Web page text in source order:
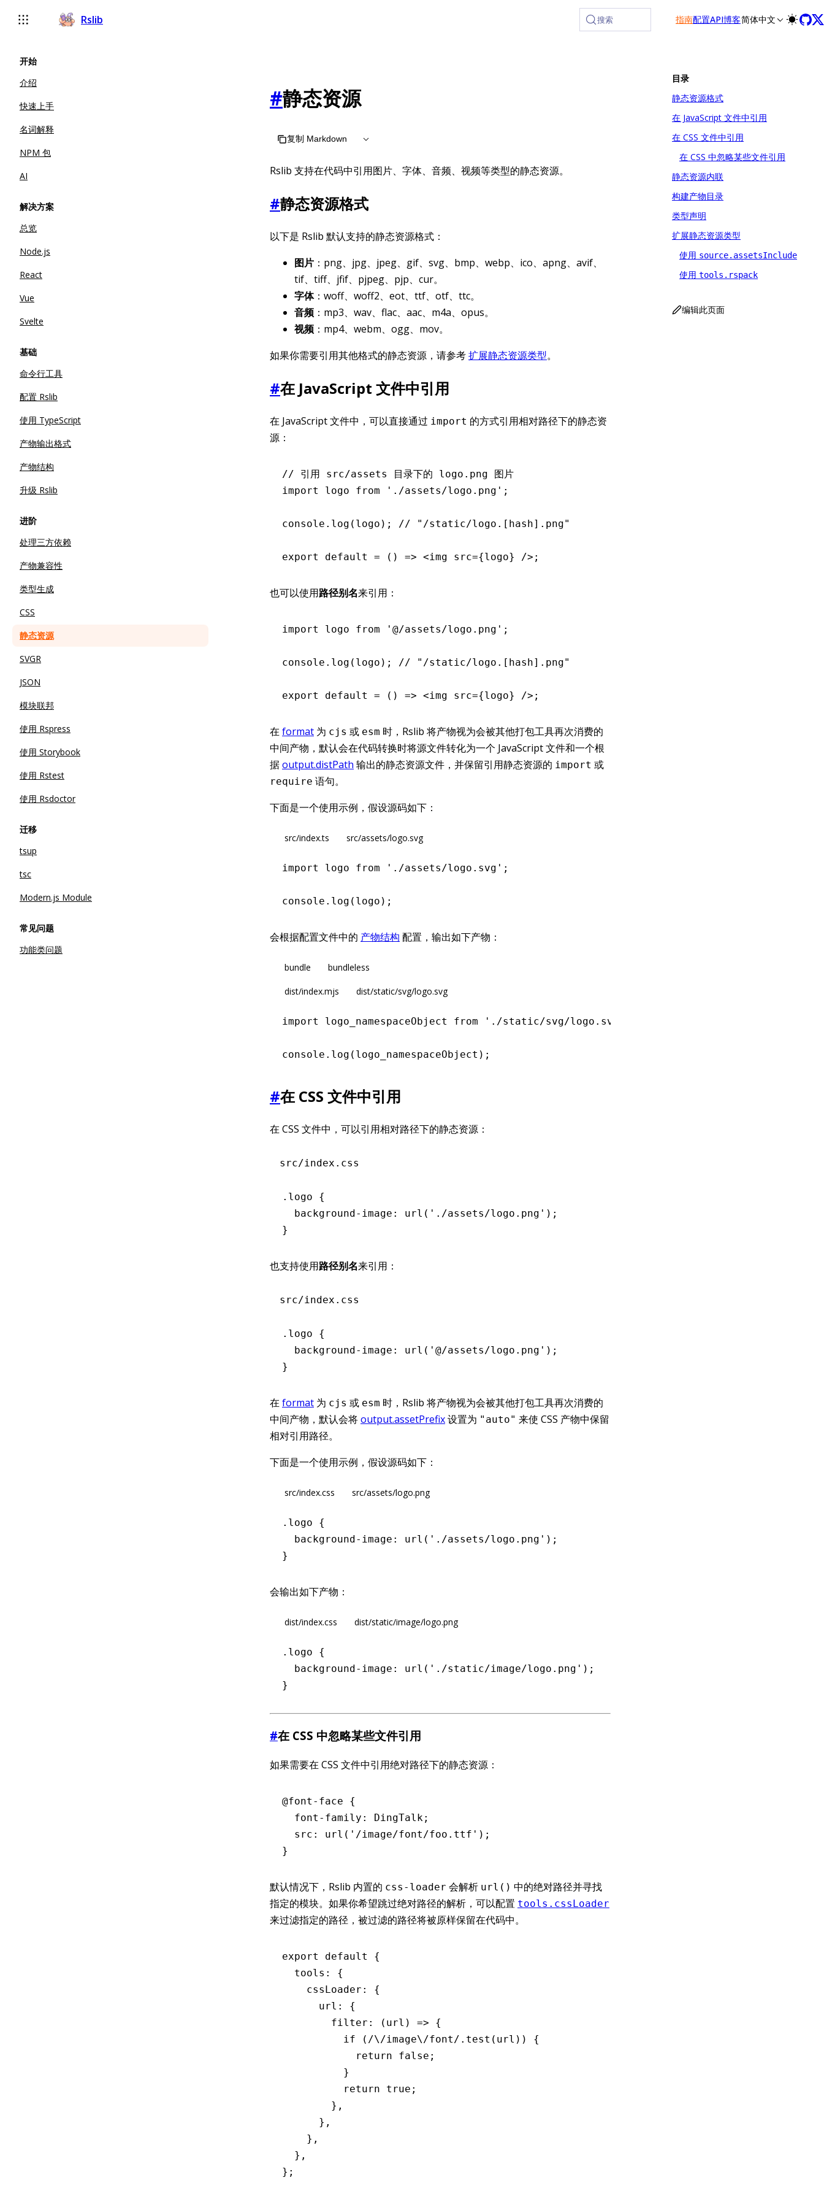
Rslib 搜索 指南配置API博客简体中文
开始
介绍
快速上手
名词解释
NPM 包
AI
解决方案
总览
Node.js
React
Vue
Svelte
基础
命令行工具
配置 Rslib
使用 TypeScript
产物输出格式
产物结构
升级 Rslib
进阶
处理三方依赖
产物兼容性
类型生成
CSS
静态资源
SVGR
JSON
模块联邦
使用 Rspress
使用 Storybook
使用 Rstest
使用 Rsdoctor
迁移
tsup
tsc
Modern.js Module
常见问题
功能类问题
#静态资源
复制 Markdown
Rslib 支持在代码中引用图片、字体、音频、视频等类型的静态资源。
#静态资源格式
以下是 Rslib 默认支持的静态资源格式：
图片 ：png、jpg、jpeg、gif、svg、bmp、webp、ico、apng、avif、
tif、tiff、jfif、pjpeg、pjp、cur。
字体：woff、woff2、eot、ttf、otf、ttc。
音频 ：mp3、wav、flac、aac、m4a、opus。
视频 ：mp4、webm、ogg、mov。
如果你需要引用其他格式的静态资源，请参考扩展静态资源类型。
#在 JavaScript 文件中引用
在 JavaScript 文件中，可以直接通过 import 的方式引用相对路径下的静态资
源：
// 引用 src/assets 目录下的 logo.png 图片
import
logo from './assets/logo.png' ;
console .log (logo); // "/static/logo.[hash].png"
export default = () => <img src={logo} />;
也可以使用路径别名来引用：
import logo from '@/assets/logo.png' ;
console .log (logo); // "/static/logo.[hash].png"
export default = () => <img src={logo} />;
在 format 为 cjs 或 esm 时，Rslib 将产物视为会被其他打包工具再次消费的
中间产物，默认会在代码转换时将源文件转化为一个 JavaScript 文件和一个根
据output.distPath 输出的静态资源文件，并保留引用静态资源的 import 或
require 语句。
下面是一个使用示例，假设源码如下：
src/index.ts src/assets/logo.svg
import logo from './assets/logo.svg' ;
console .log (logo);
会根据配置文件中的 产物结构 配置，输出如下产物：
bundle bundleless
dist/index.mjs dist/static/svg/logo.svg
import logo_namespaceObject from './static/svg/logo.svg'
console .log (logo_namespaceObject);
#在 CSS 文件中引用
在 CSS 文件中，可以引用相对路径下的静态资源：
src/index.css
.logo {
  background-image
: url ( './assets/logo.png' ) ;
}
也支持使用路径别名来引用：
src/index.css
.logo {
  background-image
: url ( '@/assets/logo.png' ) ;
}
在 format 为 cjs 或 esm 时，Rslib 将产物视为会被其他打包工具再次消费的
中间产物，默认会将output.assetPrefix设置为 "auto" 来使 CSS 产物中保留
相对引用路径。
下面是一个使用示例，假设源码如下：
src/index.css src/assets/logo.png
.logo {
  background-image
: url ( './assets/logo.png' ) ;
}
会输出如下产物：
dist/index.css dist/static/image/logo.png
.logo {
  background-image
: url ( './static/image/logo.png' ) ;
}
#在 CSS 中忽略某些文件引用
如果需要在 CSS 文件中引用绝对路径下的静态资源：
@font-face {
  font-family
: DingTalk ;
  src
: url ( '/image/font/foo.ttf' ) ;
}
默认情况下，Rslib 内置的 css-loader 会解析 url() 中的绝对路径并寻找
指定的模块。如果你希望跳过绝对路径的解析，可以配置 tools.cssLoader
来过滤指定的路径，被过滤的路径将被原样保留在代码中。
export default
{
  tools
:
{
    cssLoader
:
{
      url
:
{
        filter
: (url) => {
          if
( /\/image\/font/ .test (url)) {
            return
false ;
          }
          return
true ;
        }
,
      }
,
    }
,
  }
,
};
目录
静态资源格式
在 JavaScript 文件中引用
在 CSS 文件中引用
在 CSS 中忽略某些文件引用
静态资源内联
构建产物目录
类型声明
扩展静态资源类型
使用 source.assetsInclude
使用 tools.rspack
编辑此页面